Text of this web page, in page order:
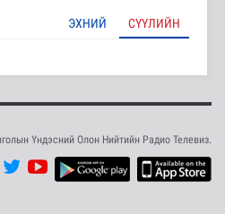
ЭХНИЙ СҮҮЛИЙН
Үндэсний Олон Нийтийн Радио Телевиз.